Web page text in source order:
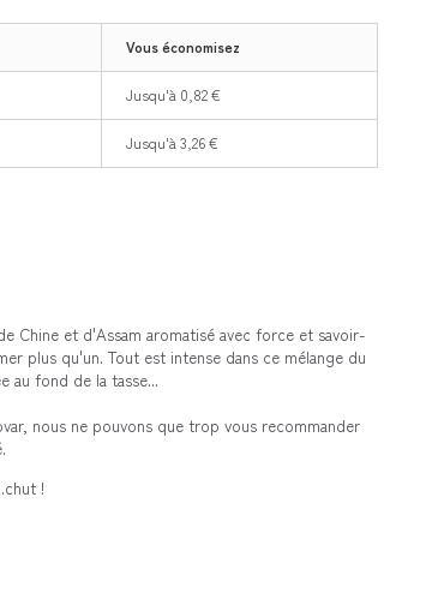
Vous économisez
Jusqu'à 0,82 €
Jusqu'à 3,26 €
Chine et d'Assam aromatisé avec force et savoir-
plus qu'un. Tout est intense dans ce mélange du
au fond de la tasse...
nous ne pouvons que trop vous recommander
!